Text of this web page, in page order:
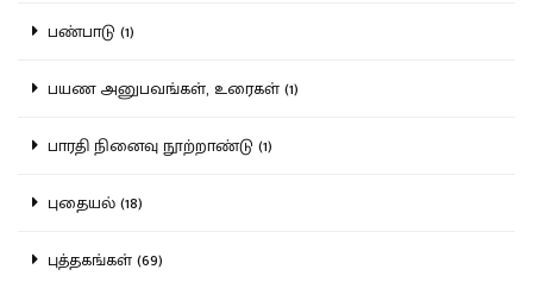
பண்பாடு (1)
பயண அனுபவங்கள், உரைகள் (1)
பாரதி நினைவு நூற்றாண்டு (1)
புதையல் (18)
புத்தகங்கள் (69)